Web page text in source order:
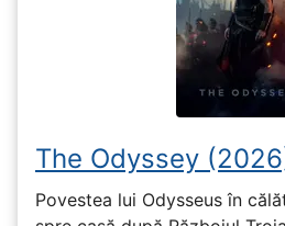
The Odyssey
Povestea lui Odysseus în